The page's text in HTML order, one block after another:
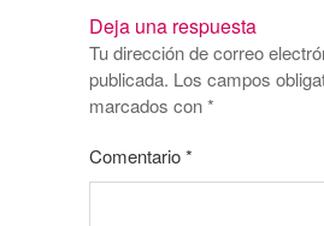
Deja una respuesta
Tu dirección de correo
publicada. Los campos
marcados con*
Comentario*